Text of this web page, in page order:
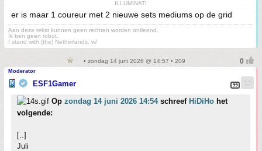
ILLUMINATI
er is maar 1 coureur met 2 nieuwe sets mediums op de grid
Aan deze tekst kunnen geen rechten worden ontleend.
Ik ben geen robot.
I stand with (the) Netherlands. w/
• zondag 14 juni 2026 @ 14:57 • 209
Moderator
ESF1Gamer
Op zondag 14 juni 2026 14:54schreef HiDiHo het
volgende:
[..]
Juli